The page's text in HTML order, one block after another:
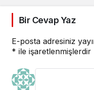
Bir Cevap Yaz
E-posta adresiniz
* ile işaretlenmişlerdir